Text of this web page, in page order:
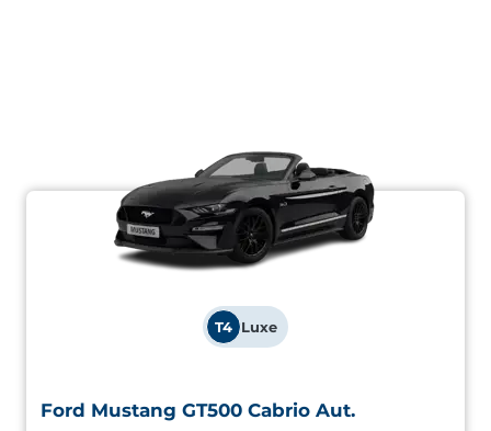
T4 Luxe
Ford Mustang GT500 Cabrio Aut.
Ford Mustang GT500 Cabrio Aut.